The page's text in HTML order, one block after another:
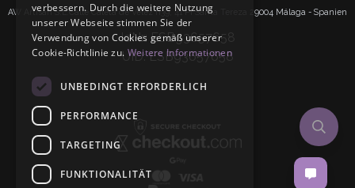
AW Artisan S.L.Calle Caleta de Velez n39, 41 PI Santa Tereza 29004 Málaga - Spanien
IdNr: ESB93657658
UID: ESB93657658
verbessern. Durch die weitere Nutzung
unserer Webseite stimmen Sie der
Verwendung von Cookies gemäß unserer
Cookie-Richtlinie zu. Weitere Informationen
UNBEDINGT ERFORDERLICH
PERFORMANCE
TARGETING
FUNKTIONALITÄT